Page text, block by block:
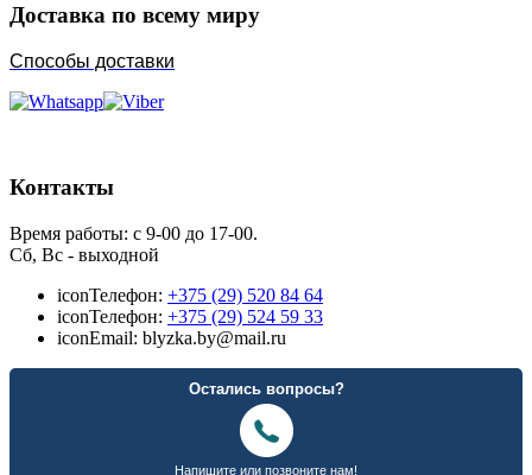
Доставка по всему миру
Способы доставки
Контакты
Время работы: с 9-00 до 17-00.
Сб, Вс - выходной
iconТелефон: +375 (29) 520 84 64
iconТелефон: +375 (29) 524 59 33
iconEmail: blyzka.by@mail.ru